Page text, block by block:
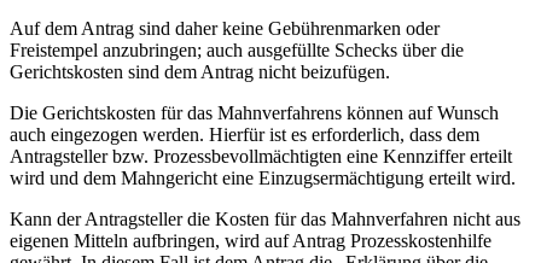
Auf dem Antrag sind daher keine Gebührenmarken oder
Freistempel anzubringen; auch ausgefüllte Schecks über die
Gerichtskosten sind dem Antrag nicht beizufügen.
Die Gerichtskosten für das Mahnverfahrens können auf Wunsch
auch eingezogen werden. Hierfür ist es erforderlich, dass dem
Antragsteller bzw. Prozessbevollmächtigten eine Kennziffer erteilt
wird und dem Mahngericht eine Einzugsermächtigung erteilt wird.
Kann der Antragsteller die Kosten für das Mahnverfahren nicht aus
eigenen Mitteln aufbringen, wird auf Antrag Prozesskostenhilfe